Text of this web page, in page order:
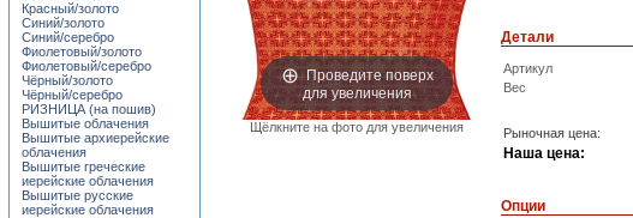
Проведите поверх
для увеличения
Щёлкните на фото для увеличения
Детали
Артикул
Вес
Рыночная цена:
Наша цена:
Опции
Красный/золото
Синий/золото
Синий/серебро
Фиолетовый/золото
Фиолетовый/серебро
Чёрный/золото
Чёрный/серебро
РИЗНИЦА (на пошив)
Вышитые облачения
Вышитые архиерейские
облачения
Вышитые греческие
иерейские облачения
Вышитые русские
иерейские облачения